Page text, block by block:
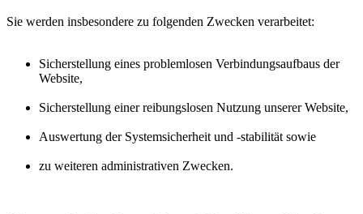
Sie werden insbesondere zu folgenden Zwecken verarbeitet:
Sicherstellung eines problemlosen Verbindungsaufbaus der
Website,
Sicherstellung einer reibungslosen Nutzung unserer Website,
Auswertung der Systemsicherheit und -stabilität sowie
zu weiteren administrativen Zwecken.